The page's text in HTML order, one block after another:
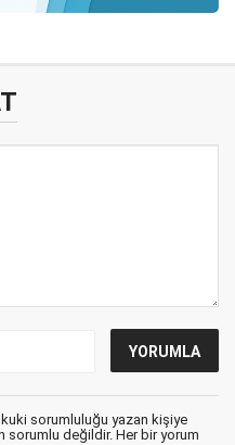
sorumluluğu yazan kişiye
sorumlu değildir. Her bir yorum